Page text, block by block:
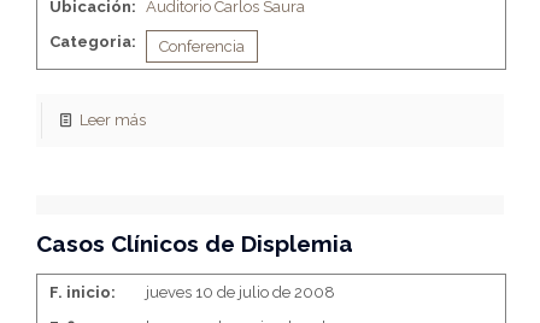
Ubicación: Auditorio Carlos Saura
Categoria:
Conferencia
Leer más
Casos Clínicos de Displemia
F. inicio:
jueves 10 de julio de 2008